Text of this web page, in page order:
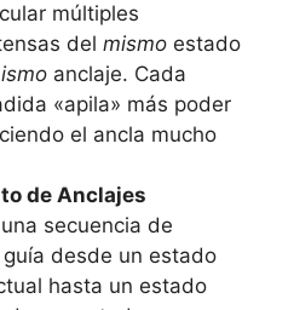
múltiples
del mismo estado
anclaje. Cada
«apila» más poder
el ancla mucho
de Anclajes
secuencia de
desde un estado
hasta un estado